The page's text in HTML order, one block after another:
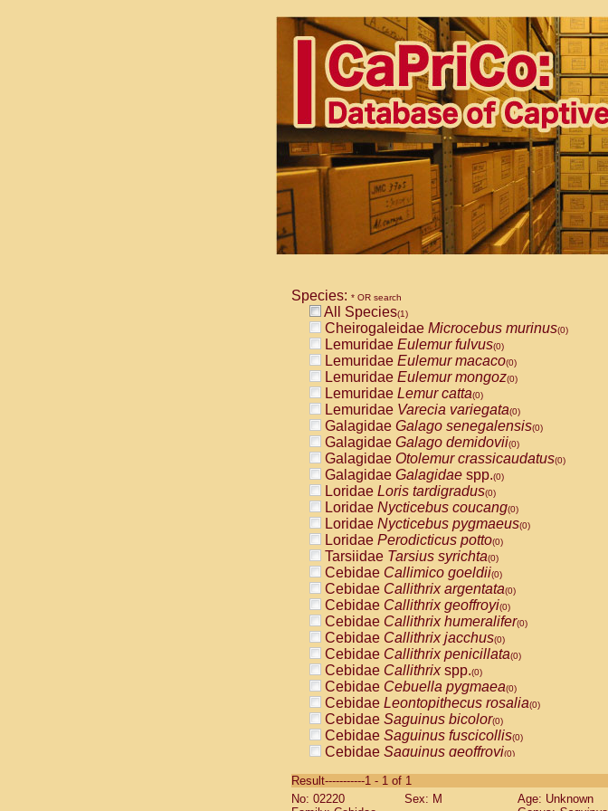
Species: * OR search
All Species(1)
Cheirogaleidae Microcebus murinus(0)
Lemuridae Eulemur fulvus(0)
Lemuridae Eulemur macaco(0)
Lemuridae Eulemur mongoz(0)
Lemuridae Lemur catta(0)
Lemuridae Varecia variegata(0)
Galagidae Galago senegalensis(0)
Galagidae Galago demidovii(0)
Galagidae Otolemur crassicaudatus(0)
Galagidae Galagidae spp.(0)
Loridae Loris tardigradus(0)
Loridae Nycticebus coucang(0)
Loridae Nycticebus pygmaeus(0)
Loridae Perodicticus potto(0)
Tarsiidae Tarsius syrichta(0)
Cebidae Callimico goeldii(0)
Cebidae Callithrix argentata(0)
Cebidae Callithrix geoffroyi(0)
Cebidae Callithrix humeralifer(0)
Cebidae Callithrix jacchus(0)
Cebidae Callithrix penicillata(0)
Cebidae Callithrixspp.(0)
Cebidae Cebuella pygmaea(0)
Cebidae Leontopithecus rosalia(0)
Cebidae Saguinus bicolor(0)
Cebidae Saguinus fuscicollis(0)
Cebidae Saguinus geoffroyi(0)
CebidaeSaguinus labiatus(0)
Cebidae Saguinus leucopus (0)
Result-----------1 - 1 of 1
No: 02220
Sex: M
Age: Unknown